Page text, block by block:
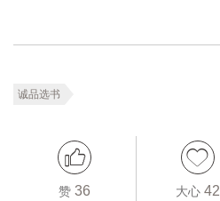
诚品选书
赞36 大心42